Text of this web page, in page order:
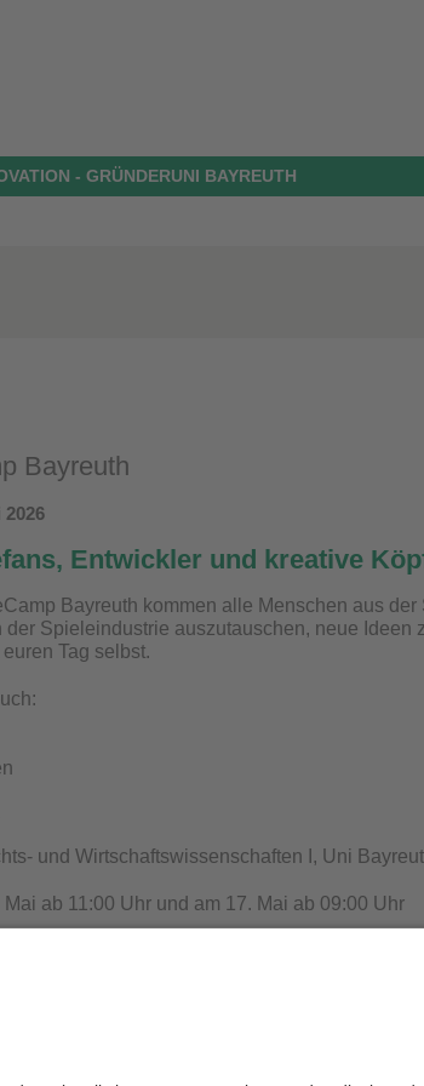
- GRÜNDERUNI BAYREUTH
Bayreuth
2026
Entwickler und kreative
Bayreuth kommen alle Menschen aus
der Spieleindustrie auszutauschen, neue
Tag selbst.
und Wirtschaftswissenschaften I, Uni
Mai ab 11:00 Uhr und am 17. Mai ab 09:00 Uhr